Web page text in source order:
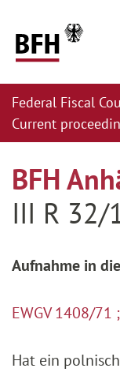
Federal Fiscal
Current
BFH
III R 32/
Aufnahme in
EWGV 1408/71
Hat ein